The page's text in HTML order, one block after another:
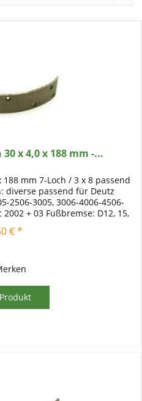
x 4,0 x 188 mm -...
mm 7-Loch / 3 x 8 passend
diverse passend für Deutz
2506-3005, 3006-4006-4506-
+ 03 Fußbremse: D12, 15,
19,...
€ *